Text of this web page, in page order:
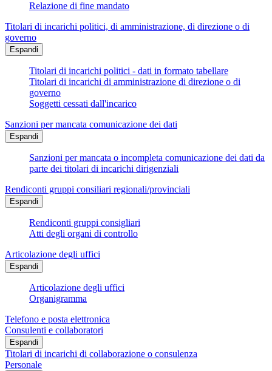
Relazione di fine mandato
Titolari di incarichi politici, di amministrazione, di direzione o di
governo
Espandi
Titolari di incarichi politici - dati in formato tabellare
Titolari di incarichi di amministrazione di direzione o di
governo
Soggetti cessati dall'incarico
Sanzioni per mancata comunicazione dei dati
Espandi
Sanzioni per mancata o incompleta comunicazione dei dati da
parte dei titolari di incarichi dirigenziali
Rendiconti gruppi consiliari regionali/provinciali
Espandi
Rendiconti gruppi consigliari
Atti degli organi di controllo
Articolazione degli uffici
Espandi
Articolazione degli uffici
Organigramma
Telefono e posta elettronica
Consulenti e collaboratori
Espandi
Titolari di incarichi di collaborazione o consulenza
Personale